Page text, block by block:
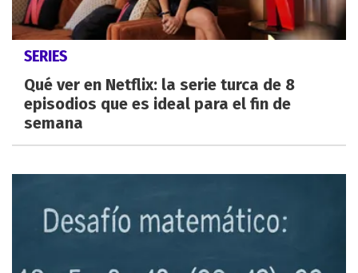
SERIES
Qué ver en Netflix: la serie turca de 8
episodios que es ideal para el fin de
semana